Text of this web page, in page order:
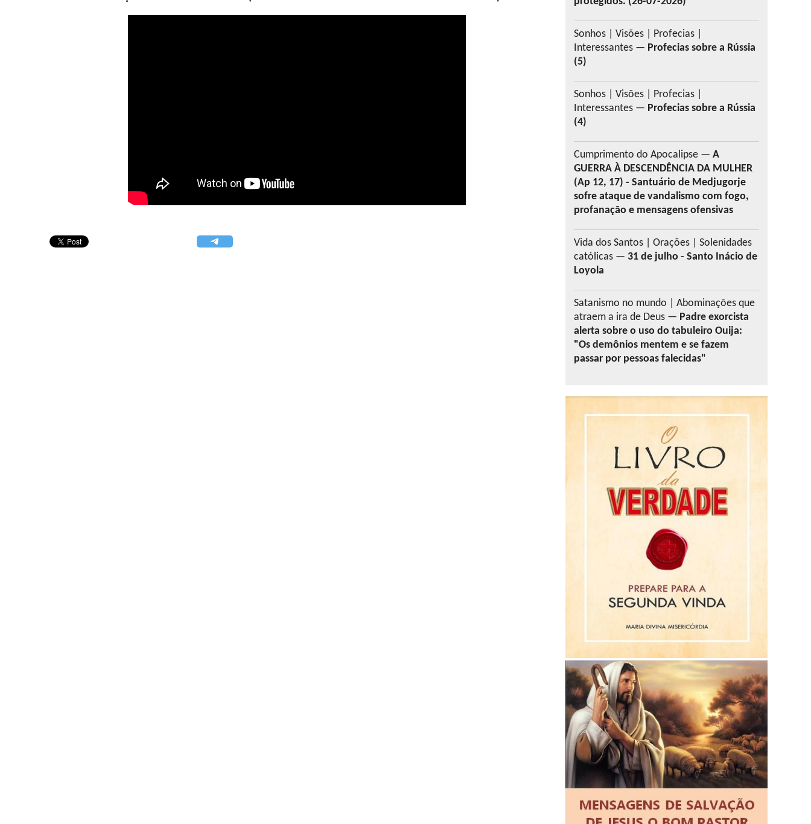
Sonhos | Visões | Profecias |
Interessantes — Profecias sobre a Rússia
(5)
Sonhos | Visões | Profecias |
Interessantes — Profecias sobre a Rússia
(4)
Cumprimento do Apocalipse — A
GUERRA À DESCENDÊNCIA DA MULHER
(Ap 12, 17) - Santuário de Medjugorje
sofre ataque de vandalismo com fogo,
profanação e mensagens ofensivas
Vida dos Santos | Orações | Solenidades
católicas — 31 de julho - Santo Inácio de
Loyola
Satanismo no mundo | Abominações que
atraem a ira de Deus — Padre exorcista
alerta sobre o uso do tabuleiro Ouija:
"Os demônios mentem e se fazem
passar por pessoas falecidas"